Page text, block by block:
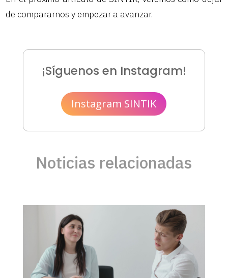
de compararnos y empezar a avanzar.
¡Síguenos en Instagram!
Instagram SINTIK
Noticias relacionadas